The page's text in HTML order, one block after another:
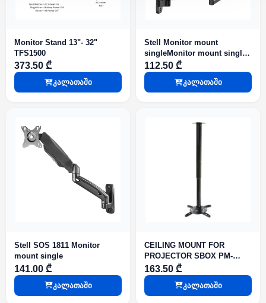
Monitor Stand 13"- 32"
TFS1500
373.50 ₾
კალათაში
Stell Monitor mount
singleMonitor mount single
SOS 1810
112.50 ₾
კალათაში
Stell SOS 1811 Monitor
mount single
141.00 ₾
კალათაში
CEILING MOUNT FOR
PROJECTOR SBOX PM-
102XL
163.50 ₾
კალათაში